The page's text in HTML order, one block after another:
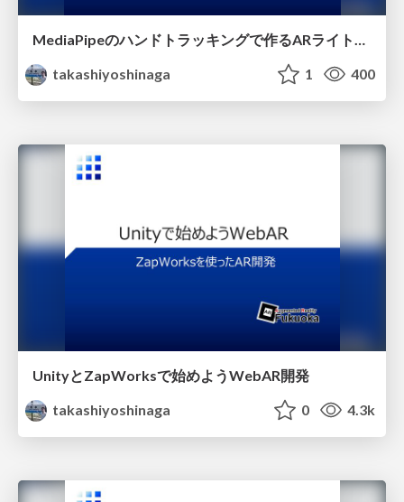
takashiyoshinaga
1 400
UnityとZapWorksで始めようWebAR開発
takashiyoshinaga
0 4.3k